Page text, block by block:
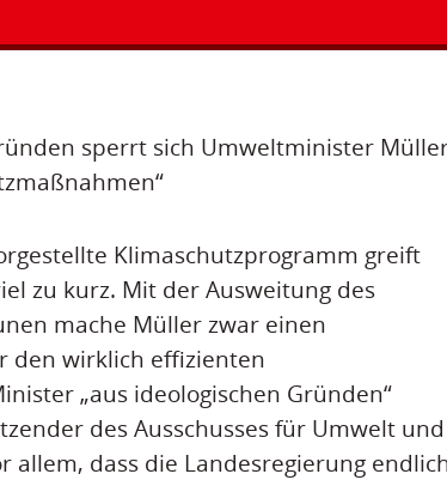
sperrt sich Umweltminister
Klimaschutzprogramm greift
zu kurz. Mit der Ausweitung des
mache Müller zwar einen
den wirklich effizienten
„aus ideologischen Gründen“
des Ausschusses für Umwelt und
allem, dass die Landesregierung